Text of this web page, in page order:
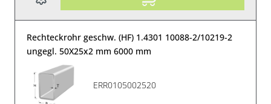
Rechteckrohr geschw. (HF) 1.4301 10088-2/10219-2
ungegl. 50X25x2 mm 6000 mm
ERR0105002520